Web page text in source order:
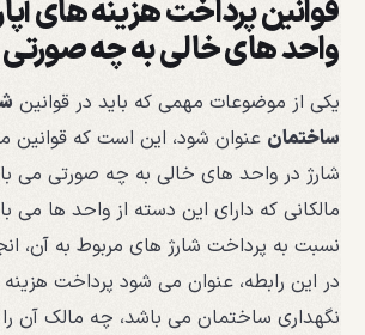
قوانین پرداخت هزینه های
واحد های خالی به چه صورتی
یکی از موضوعات مهمی که باید در قوانینشارژ
ساختمانعنوان شود، این است که قوانین
شارژ در واحد های خالی به چه صورتی می
مالکانی که دارای این دسته از واحد ها می
نسبت به پرداخت شارژ های مربوط به آن،
در این رابطه، عنوان می شود پرداخت هزینه
نگهداری ساختمان می باشد، چه مالک آن را